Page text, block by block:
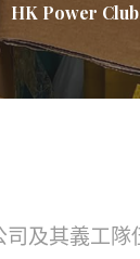
HK Power
司及其義工